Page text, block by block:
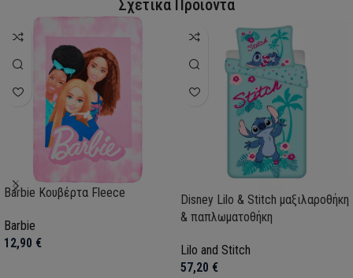
Σχετικά Προϊόντα
Barbie Κουβέρτα Fleece
Barbie
12,90 €
Disney Lilo & Stitch μαξιλαροθήκη
& παπλωματοθήκη
Lilo and Stitch
57,20 €